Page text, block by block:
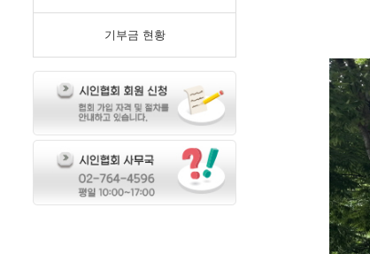
기부금 현황